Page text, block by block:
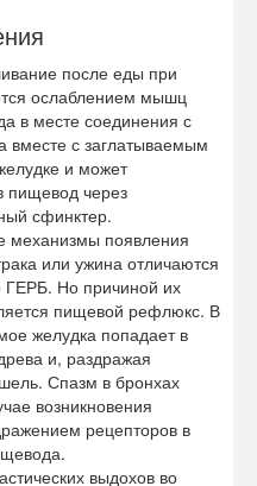
после еды при
ослаблением мышц
в месте соединения с
с заглатываемым
и может
пищевод через
сфинктер.
механизмы появления
или ужина отличаются
ГЕРБ. Но причиной их
пищевой рефлюкс. В
желудка попадает в
и, раздражая
Спазм в бронхах
возникновения
рецепторов в
выдохов во